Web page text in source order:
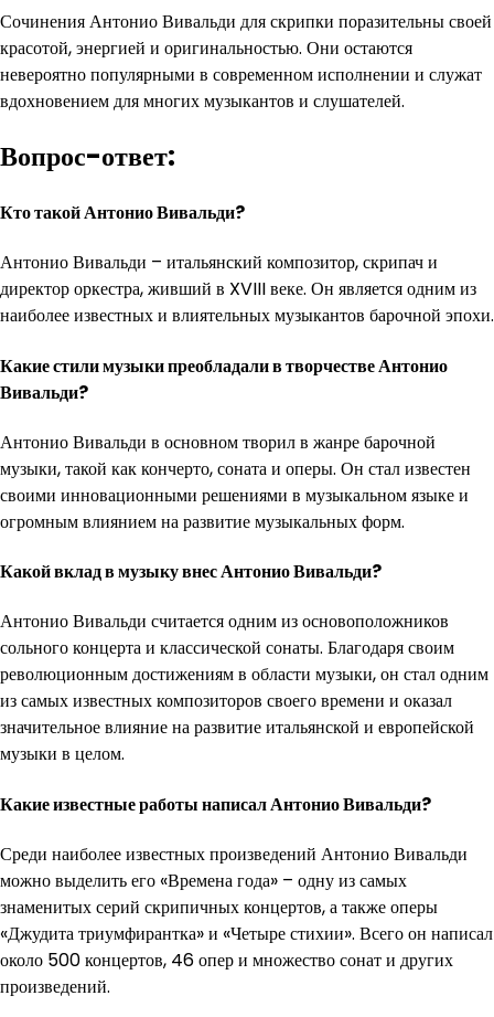
Сочинения Антонио Вивальди для скрипки поразительны своей
красотой, энергией и оригинальностью. Они остаются
невероятно популярными в современном исполнении и служат
вдохновением для многих музыкантов и слушателей.
Вопрос-ответ:
Кто такой Антонио Вивальди?
Антонио Вивальди – итальянский композитор, скрипач и
директор оркестра, живший в XVIII веке. Он является одним из
наиболее известных и влиятельных музыкантов барочной эпохи.
Какие стили музыки преобладали в творчестве Антонио
Вивальди?
Антонио Вивальди в основном творил в жанре барочной
музыки, такой как кончерто, соната и оперы. Он стал известен
своими инновационными решениями в музыкальном языке и
огромным влиянием на развитие музыкальных форм.
Какой вклад в музыку внес Антонио Вивальди?
Антонио Вивальди считается одним из основоположников
сольного концерта и классической сонаты. Благодаря своим
революционным достижениям в области музыки, он стал одним
из самых известных композиторов своего времени и оказал
значительное влияние на развитие итальянской и европейской
музыки в целом.
Какие известные работы написал Антонио Вивальди?
Среди наиболее известных произведений Антонио Вивальди
можно выделить его «Времена года» – одну из самых
знаменитых серий скрипичных концертов, а также оперы
«Джудита триумфирантка» и «Четыре стихии». Всего он написал
около 500 концертов, 46 опер и множество сонат и других
произведений.